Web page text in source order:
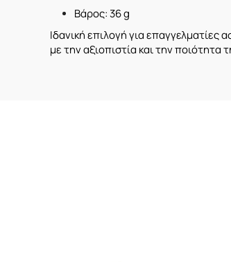
Βάρος: 36 g
Ιδανική επιλογή για επαγγελματίες
με την αξιοπιστία και την ποιότητα